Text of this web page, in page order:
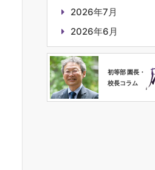
2026年7月
2026年6月
初等部 園長・
校長コラム